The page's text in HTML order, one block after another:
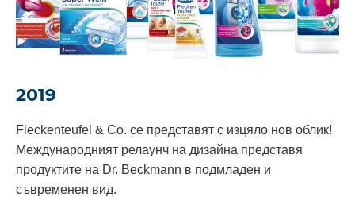
2019
Fleckenteufel & Co. се представят с изцяло нов облик!
Международният релаунч на дизайна представя
продуктите на Dr. Beckmann в подмладен и
съвременен вид.